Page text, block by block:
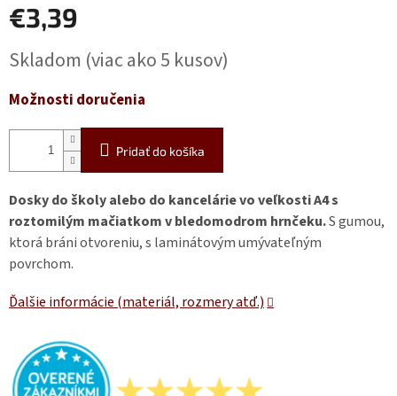
€3,39
cena:
Skladom (viac ako 5 kusov)
Možnosti doručenia
Pridať do košíka
Dosky do školy alebo do kancelárie vo veľkosti A4 s
roztomilým mačiatkom v bledomodrom hrnčeku.S gumou,
ktorá bráni otvoreniu, s laminátovým umývateľným
povrchom.
Ďalšie informácie (materiál, rozmery atď.)